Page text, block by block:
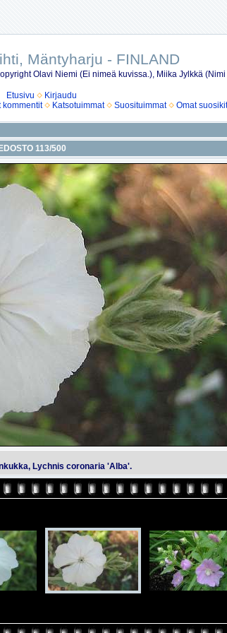
Mäntyharju - FINLAND
Olavi Niemi (Ei nimeä kuvissa.), Miika Jylkkä
Etusivu
Kirjaudu
kommentit Katsotuimmat Suosituimmat Omat suosikit
113/500
Lychnis coronaria 'Alba'.